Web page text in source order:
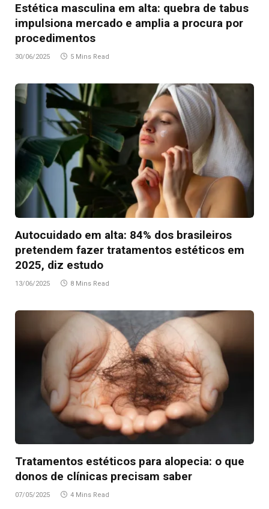
Estética masculina em alta: quebra de tabus
impulsiona mercado e amplia a procura por
procedimentos
30/06/2025 5 Mins Read
Autocuidado em alta: 84% dos brasileiros
pretendem fazer tratamentos estéticos em
2025, diz estudo
13/06/2025 8 Mins Read
Tratamentos estéticos para alopecia: o que
donos de clínicas precisam saber
07/05/2025 4 Mins Read